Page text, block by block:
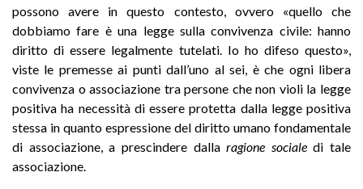
possono avere in questo contesto, ovvero «quello che
dobbiamo fare è una legge sulla convivenza civile: hanno
diritto di essere legalmente tutelati. Io ho difeso questo»,
viste le premesse ai punti dall’uno al sei, è che ogni libera
convivenza o associazione tra persone che non violi la legge
positiva ha necessità di essere protetta dalla legge positiva
stessa in quanto espressione del diritto umano fondamentale
di associazione, a prescindere dallaragione socialedi tale
associazione.